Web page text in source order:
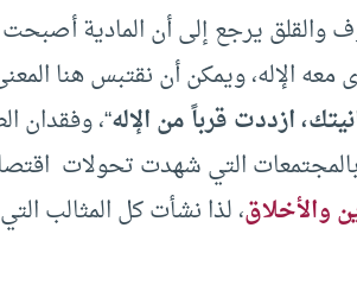
والقلق يرجع إلى أن المادية
معه الإله، ويمكن أن نقتبس هنا
ازددت قرباً من الإله“، وفقدان
بالمجتمعات التي شهدت تحولات
والأخلاق، لذا نشأت كل المثالب